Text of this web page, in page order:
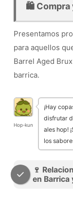
🛍️ Compra
Presentamos
para aquellos
Barrel Aged
barrica.
Hop-kun
¡Hay
disfrutar
ales hop!
los
🍷
en Barrica